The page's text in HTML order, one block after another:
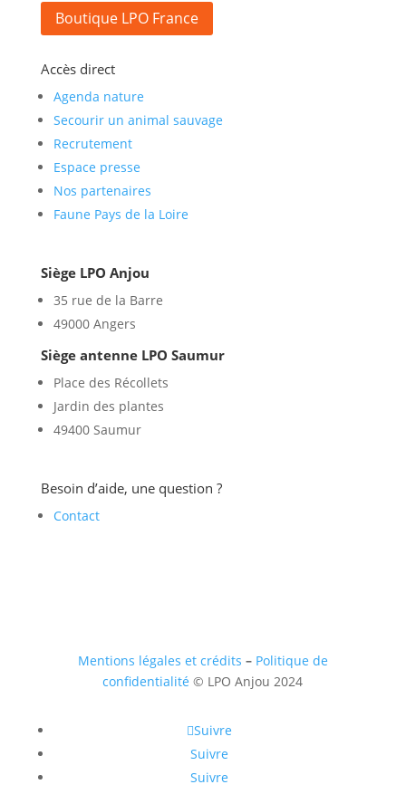
Boutique LPO France
Accès direct
Agenda nature
Secourir un animal sauvage
Recrutement
Espace presse
Nos partenaires
Faune Pays de la Loire
Siège LPO Anjou
35 rue de la Barre
49000 Angers
Siège antenne LPO Saumur
Place des Récollets
Jardin des plantes
49400 Saumur
Besoin d’aide, une question ?
Contact
Mentions légales et crédits – Politique de
confidentialité © LPO Anjou 2024
Suivre
Suivre
Suivre